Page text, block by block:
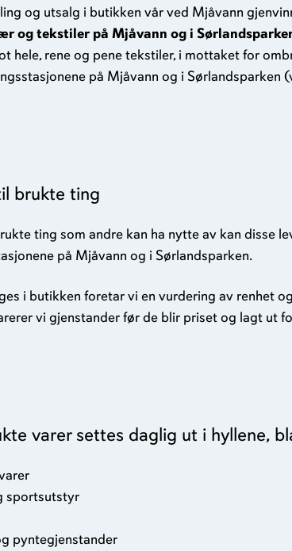
og utsalg i butikken vår ved Mjåvann
og tekstiler på Mjåvann og i
hele, rene og pene tekstiler, i mottaket for
på Mjåvann og i Sørlandsparken
brukte ting
ting som andre kan ha nytte av kan disse
på Mjåvann og i Sørlandsparken.
i butikken foretar vi en vurdering av renhet
vi gjenstander før de blir priset og lagt ut
varer settes daglig ut i hyllene,
sportsutstyr
pyntegjenstander